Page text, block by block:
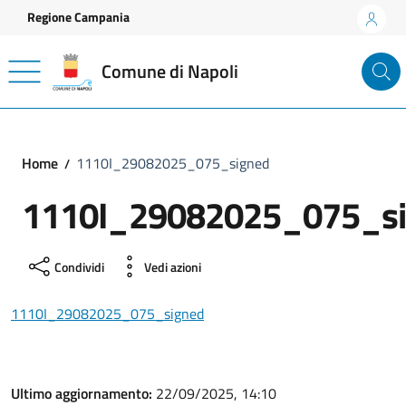
Vai ai contenuti
Vai al footer
Regione Campania
Comune di Napoli
Home 1110I_29082025_075_signed
Condividi Vedi azioni
1110I_29082025_075_signed
Ultimo aggiornamento: 22/09/2025, 14:10